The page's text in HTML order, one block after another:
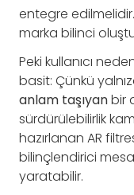
entegre
marka bilinci
Peki kullanıcı
basit: Çünkü
anlam taşıyanbir
sürdürülebilirlik
hazırlanan AR
bilinçlendirici
yaratabilir.